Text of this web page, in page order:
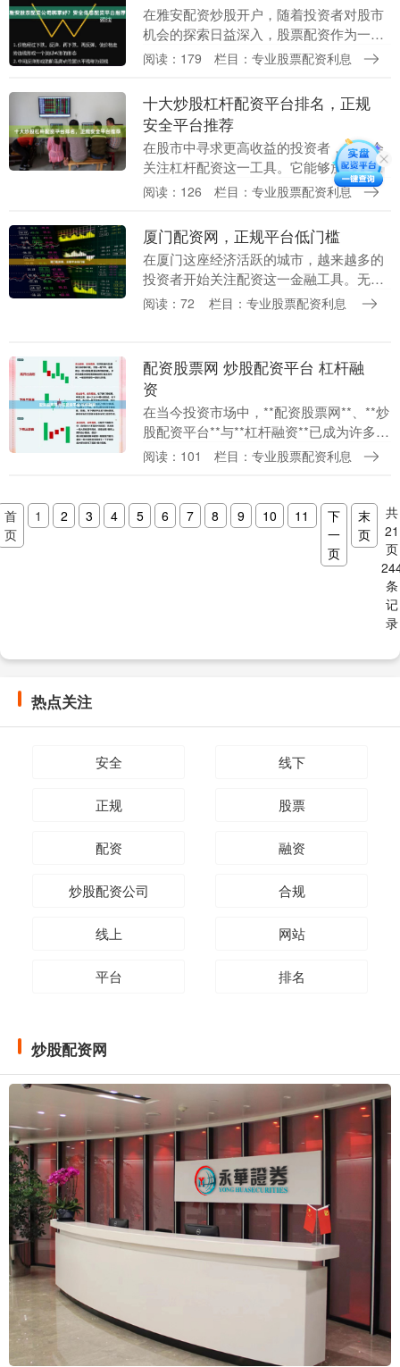
在雅安配资炒股开户，随着投资者对股市
机会的探索日益深入，股票配资作为一种
放大交易工具的需求也逐渐增长。然而，
不禁困惑：**雅....
阅读：179 栏目：专业股票配资利息
十大炒股杠杆配资平台排名，正规
安全平台推荐
在股市中寻求更高收益的投资者，常常会
关注杠杆配资这一工具。它能够放大资金
量，增加潜在回报，但同时也伴随着更高
台，是保障资金....
阅读：126 栏目：专业股票配资利息
厦门配资网，正规平台低门槛
在厦门这座经济活跃的城市，越来越多的
投资者开始关注配资这一金融工具。无论
是股票、期货还是其他投资品种，配资都
阅读：72 栏目：专业股票配资利息
配资股票网 炒股配资平台 杠杆融
资
在当今投资市场中，**配资股票网**、**炒
股配资平台**与**杠杆融资**已成为许多投
资者放大收益的重要工具。然而，随着市
阅读：101 栏目：专业股票配资利息
首
页
1 2 3 4 5 6 7 8 9 10 11
下
一
页
末
页
共
21
页
条
记
录
热点关注
安全 线下
正规 股票
配资 融资
炒股配资公司 合规
线上 网站
平台 排名
炒股配资网